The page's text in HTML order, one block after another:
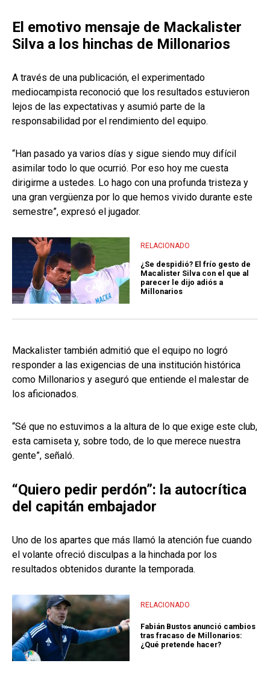
El emotivo mensaje de Mackalister
Silva a los hinchas de Millonarios
A través de una publicación, el experimentado
mediocampista reconoció que los resultados estuvieron
lejos de las expectativas y asumió parte de la
responsabilidad por el rendimiento del equipo.
“Han pasado ya varios días y sigue siendo muy difícil
asimilar todo lo que ocurrió. Por eso hoy me cuesta
dirigirme a ustedes. Lo hago con una profunda tristeza y
una gran vergüenza por lo que hemos vivido durante este
semestre”, expresó el jugador.
RELACIONADO
¿Se despidió? El frío gesto de
Macalister Silva con el que al
parecer le dijo adiós a
Millonarios
Mackalister también admitió que el equipo no logró
responder a las exigencias de una institución histórica
como Millonarios y aseguró que entiende el malestar de
los aficionados.
“Sé que no estuvimos a la altura de lo que exige este club,
esta camiseta y, sobre todo, de lo que merece nuestra
gente”, señaló.
“Quiero pedir perdón”: la autocrítica
del capitán embajador
Uno de los apartes que más llamó la atención fue cuando
el volante ofreció disculpas a la hinchada por los
resultados obtenidos durante la temporada.
RELACIONADO
Fabián Bustos anunció cambios
tras fracaso de Millonarios:
¿Qué pretende hacer?